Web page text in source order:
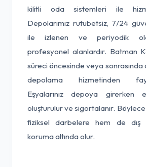
kilitli oda sistemleri ile
Depolarımız rutubetsiz, 7/24
ile izlenen ve periyodik
profesyonel alanlardır. Batman
süreci öncesinde veya
depolama hizmetinden
Eşyalarınız depoya girerken
oluşturulur ve sigortalanır. Böylece
fiziksel darbelere hem de dış
koruma altında olur.